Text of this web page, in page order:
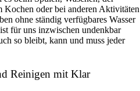
oder bei anderen Aktivitäten
ohne ständig verfügbares Wasser
für uns inzwischen undenkbar
so bleibt, kann und muss jeder
Reinigen mit Klar